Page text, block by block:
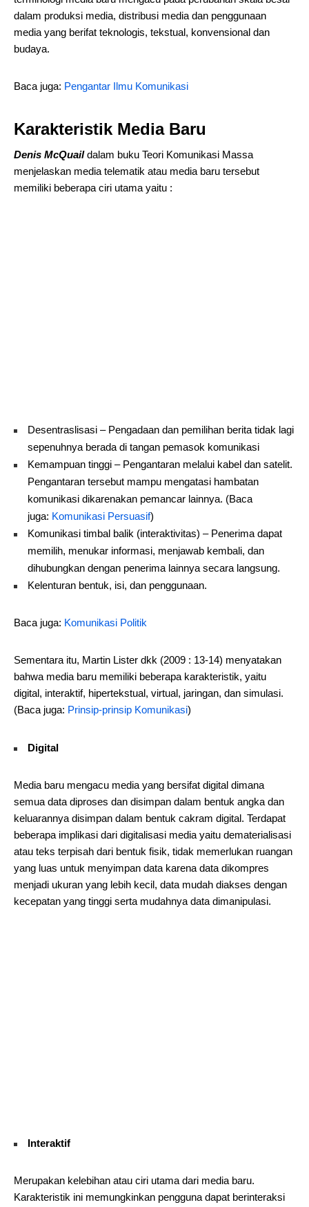
dalam produksi media, distribusi media dan penggunaan
media yang berifat teknologis, tekstual, konvensional dan
budaya.
Baca juga: Pengantar Ilmu Komunikasi
Karakteristik Media Baru
Denis McQuaildalam buku Teori Komunikasi Massa
menjelaskan media telematik atau media baru tersebut
memiliki beberapa ciri utama yaitu :
Desentraslisasi – Pengadaan dan pemilihan berita tidak lagi
sepenuhnya berada di tangan pemasok komunikasi
Kemampuan tinggi – Pengantaran melalui kabel dan satelit.
Pengantaran tersebut mampu mengatasi hambatan
komunikasi dikarenakan pemancar lainnya. (Baca
juga: Komunikasi Persuasif)
Komunikasi timbal balik (interaktivitas) – Penerima dapat
memilih, menukar informasi, menjawab kembali, dan
dihubungkan dengan penerima lainnya secara langsung.
Kelenturan bentuk, isi, dan penggunaan.
Baca juga: Komunikasi Politik
Sementara itu, Martin Lister dkk (2009 : 13-14) menyatakan
bahwa media baru memiliki beberapa karakteristik, yaitu
digital, interaktif, hipertekstual, virtual, jaringan, dan simulasi.
(Baca juga: Prinsip-prinsip Komunikasi)
Digital
Media baru mengacu media yang bersifat digital dimana
semua data diproses dan disimpan dalam bentuk angka dan
keluarannya disimpan dalam bentuk cakram digital. Terdapat
beberapa implikasi dari digitalisasi media yaitu dematerialisasi
atau teks terpisah dari bentuk fisik, tidak memerlukan ruangan
yang luas untuk menyimpan data karena data dikompres
menjadi ukuran yang lebih kecil, data mudah diakses dengan
kecepatan yang tinggi serta mudahnya data dimanipulasi.
Interaktif
Merupakan kelebihan atau ciri utama dari media baru.
Karakteristik ini memungkinkan pengguna dapat berinteraksi